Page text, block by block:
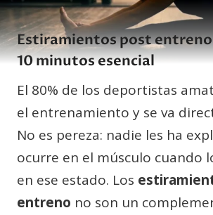
Estiramientos post
10 minutos esencial
El 80% de los deportistas
el entrenamiento y se va
No es pereza: nadie les ha
ocurre en el músculo cuando
en ese estado. Los
entreno no son un